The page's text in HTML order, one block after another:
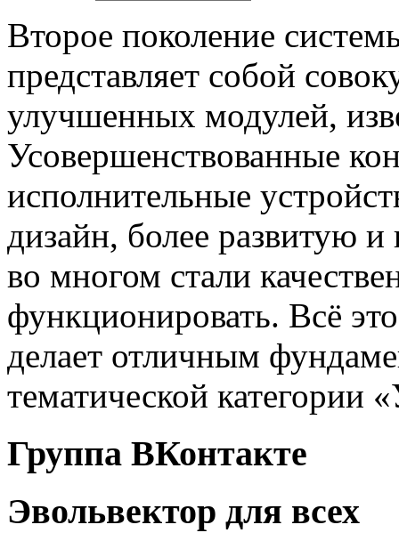
Второе поколение
представляет собой
улучшенных модулей,
Усовершенствованные
исполнительные
дизайн, более развитую
во многом стали
функционировать. Всё
делает отличным
тематической категории
Группа ВКонтакте
Эвольвектор для всех